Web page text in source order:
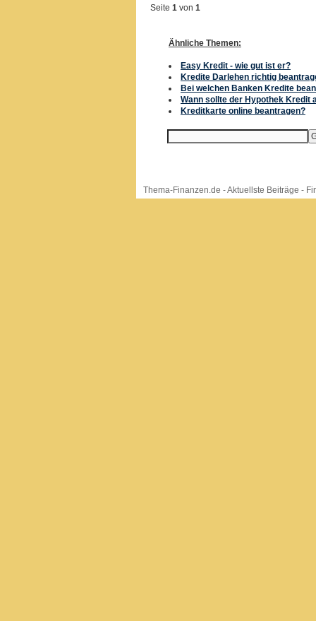
Seite 1 von 1
Ähnliche Themen:
Easy Kredit - wie gut ist er?
Kredite Darlehen richtig
Bei welchen Banken Kredite
Wann sollte der Hypothek Kredit
Kreditkarte online beantragen?
Thema-Finanzen.de -Aktuellste Beiträge -